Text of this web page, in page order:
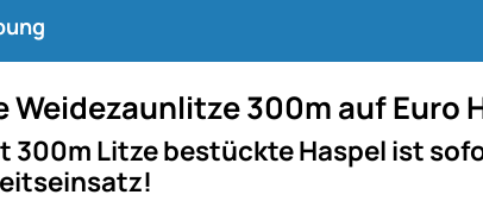
Weidezaunlitze 300m auf Euro
300m Litze bestückte Haspel ist